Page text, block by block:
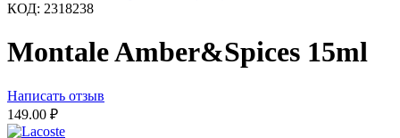
КОД: 2318238
Montale Amber&Spices 15ml
Написать отзыв
149.00 ₽